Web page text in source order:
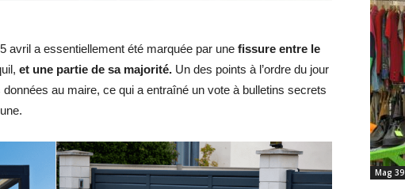
avril a essentiellement été marquée par une fissure entre le
et une partie de sa majorité. Un des points à l’ordre du jour
au maire, ce qui a entraîné un vote à bulletins secrets
Mag 39